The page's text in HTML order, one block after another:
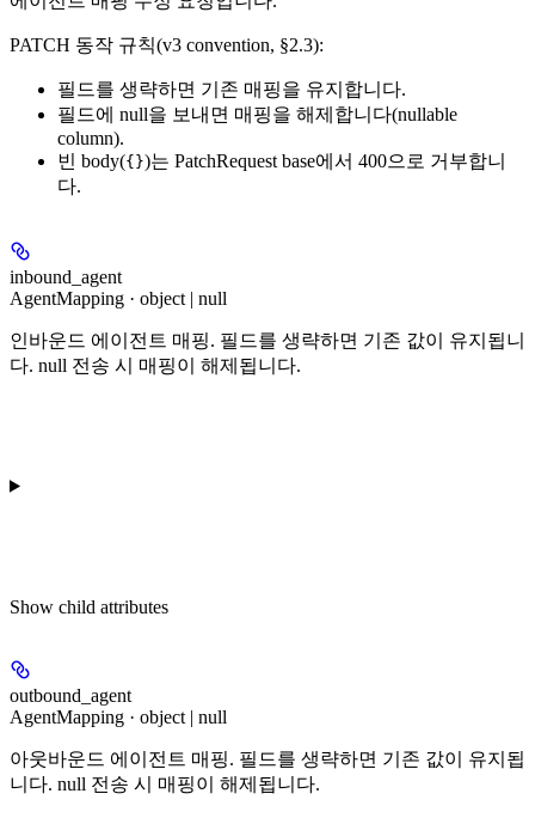
PATCH 동작 규칙(v3 convention, §2.3):
필드를 생략하면 기존 매핑을 유지합니다.
필드에 null을 보내면 매핑을 해제합니다(nullable
column).
빈 body({})는 PatchRequest base에서 400으로 거부합니
다.
inbound_agent
AgentMapping · object | null
인바운드 에이전트 매핑. 필드를 생략하면 기존 값이 유지됩니
다. null 전송 시 매핑이 해제됩니다.
Show child attributes
outbound_agent
AgentMapping · object | null
아웃바운드 에이전트 매핑. 필드를 생략하면 기존 값이 유지됩
니다. null 전송 시 매핑이 해제됩니다.